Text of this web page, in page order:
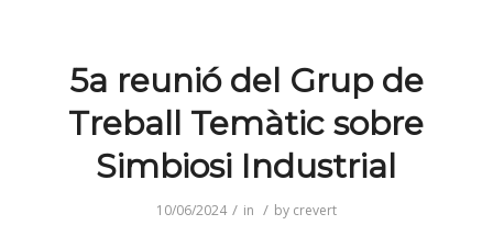
5a reunió del Grup de
Treball Temàtic sobre
Simbiosi Industrial
10/06/2024 / in / by crevert